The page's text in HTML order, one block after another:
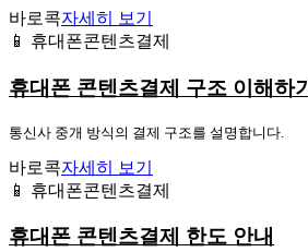
바로콕자세히 보기
📱 휴대폰콘텐츠결제
휴대폰 콘텐츠결제 구조 이해하기
통신사 중개 방식의 결제 구조를 설명합니다.
바로콕자세히 보기
📱 휴대폰콘텐츠결제
휴대폰 콘텐츠결제 한도 안내